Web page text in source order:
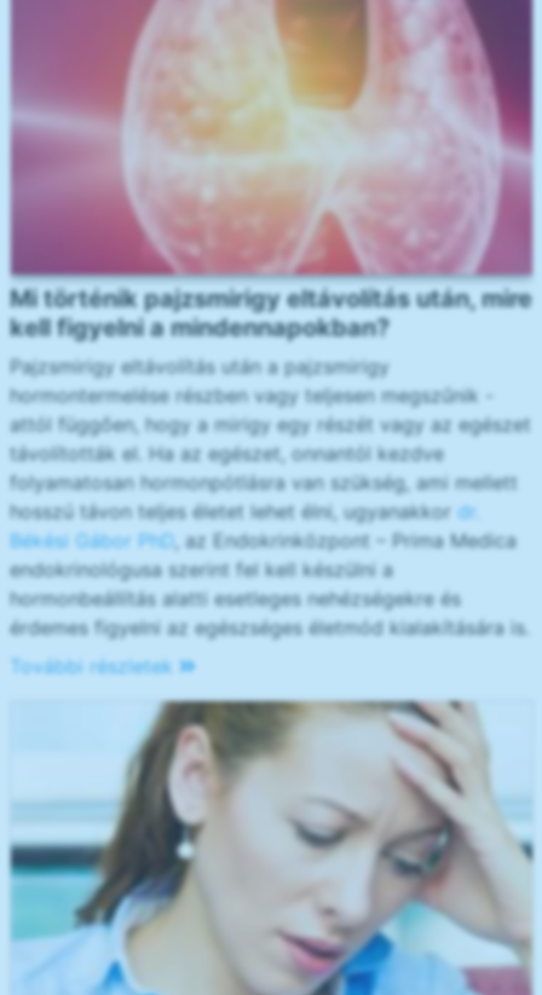
Mi történik pajzsmirigy eltávolítás után, mire
kell figyelni a mindennapokban?
Pajzsmirigy eltávolítás után a pajzsmirigy
hormontermelése részben vagy teljesen megszűnik -
attól függően, hogy a mirigy egy részét vagy az egészet
távolították el. Ha az egészet, onnantól kezdve
folyamatosan hormonpótlásra van szükség, ami mellett
hosszú távon teljes életet lehet élni, ugyanakkor dr.
Békési Gábor PhD
, az Endokrinközpont – Prima Medica
endokrinológusa szerint fel kell készülni a
hormonbeállítás alatti esetleges nehézségekre és
érdemes figyelni az egészséges életmód kialakítására is.
További részletek